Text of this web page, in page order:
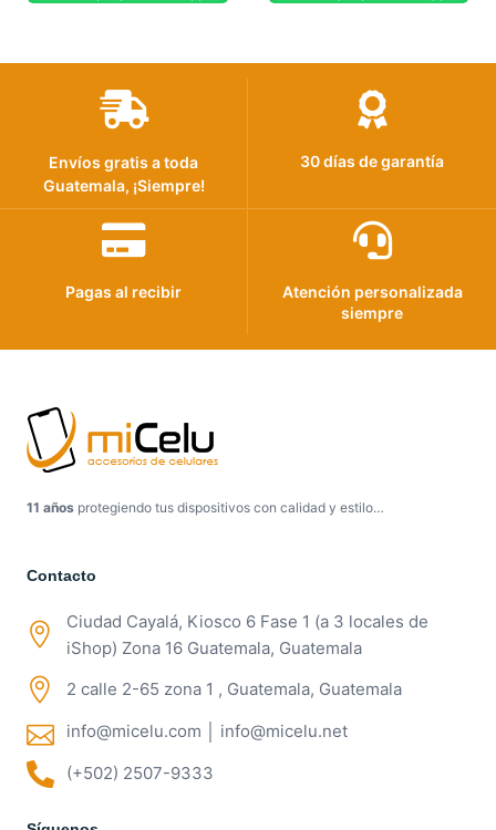
Envíos gratis a toda
Guatemala, ¡Siempre!
30 días de garantía
Pagas al recibir
Atención personalizada
siempre
11 años protegiendo tus dispositivos con calidad y estilo…
Contacto
Ciudad Cayalá, Kiosco 6 Fase 1 (a 3 locales de
iShop) Zona 16 Guatemala, Guatemala
2 calle 2-65 zona 1 , Guatemala, Guatemala
info@micelu.com │ info@micelu.net
(+502) 2507-9333